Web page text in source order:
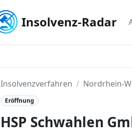
Insolvenz-Radar
Insolvenzverfahren Nordrhein-
Eröffnung
HSP Schwahlen